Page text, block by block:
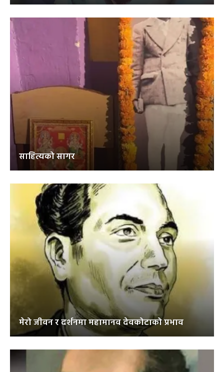
साहित्यको सागर
मेरो जीवन र दर्शनमा महामानव देवकोटाको प्रभाव